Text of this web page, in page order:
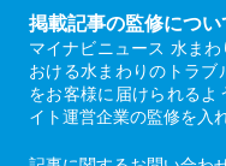
掲載記事の監修につい
マイナビニュース 水ま
おける水まわりのトラブ
をお客様に届けられる
イト運営企業の監修を入